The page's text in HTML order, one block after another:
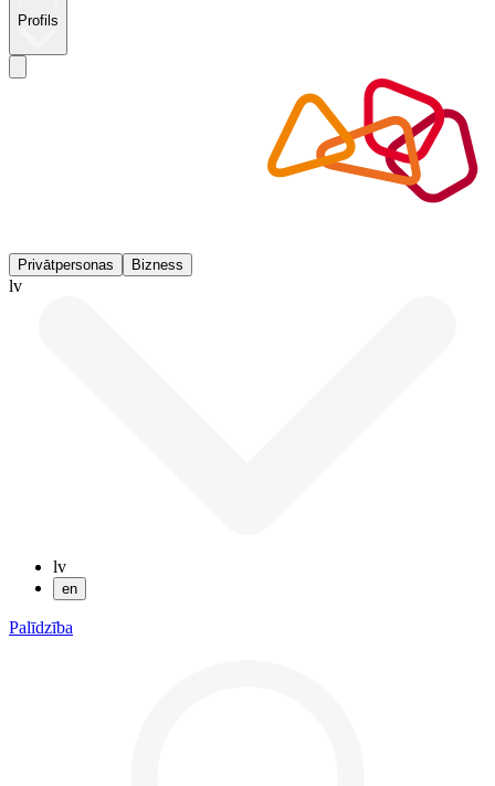
Profils
Privātpersonas Bizness
lv
lv
en
Palīdzība